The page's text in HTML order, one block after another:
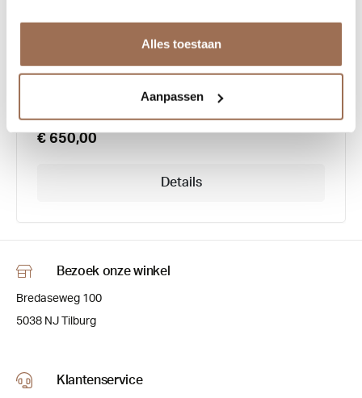
Alles toestaan
Aanpassen
€ 650,00
Details
Bezoek onze winkel
Bredaseweg 100
5038 NJ Tilburg
Klantenservice